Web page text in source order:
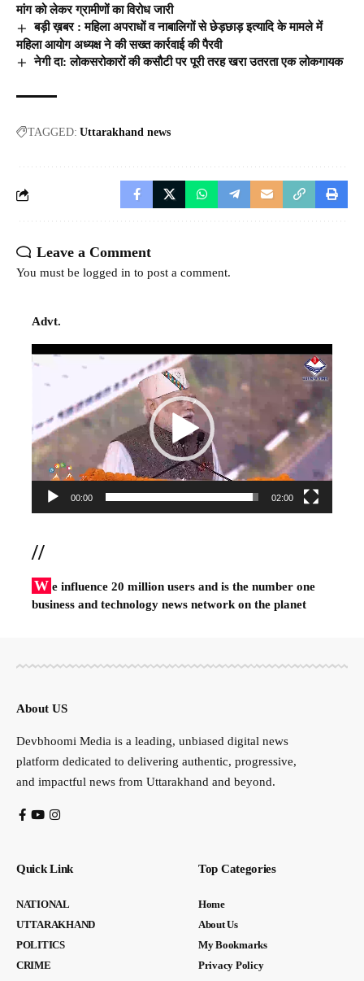
मांग को लेकर ग्रामीणों का विरोध जारी
बड़ी ख़बर : महिला अपराधों व नाबालिगों से छेड़छाड़ इत्यादि के मामले में
महिला आयोग अध्यक्ष ने की सख्त कार्रवाई की पैरवी
नेगी दा: लोकसरोकारों की कसौटी पर पूरी तरह खरा उतरता एक लोकगायक
TAGGED: Uttarakhand news
Leave a Comment
You must be logged in to post a comment.
Advt.
Video
00:00 02:00
//
W e influence 20 million users and is the number one
business and technology news network on the planet
About US
Devbhoomi Media is a leading, unbiased digital news
platform dedicated to delivering authentic, progressive,
and impactful news from Uttarakhand and beyond.
Quick Link
NATIONAL
UTTARAKHAND
POLITICS
CRIME
Top Categories
Home
About Us
My Bookmarks
Privacy Policy